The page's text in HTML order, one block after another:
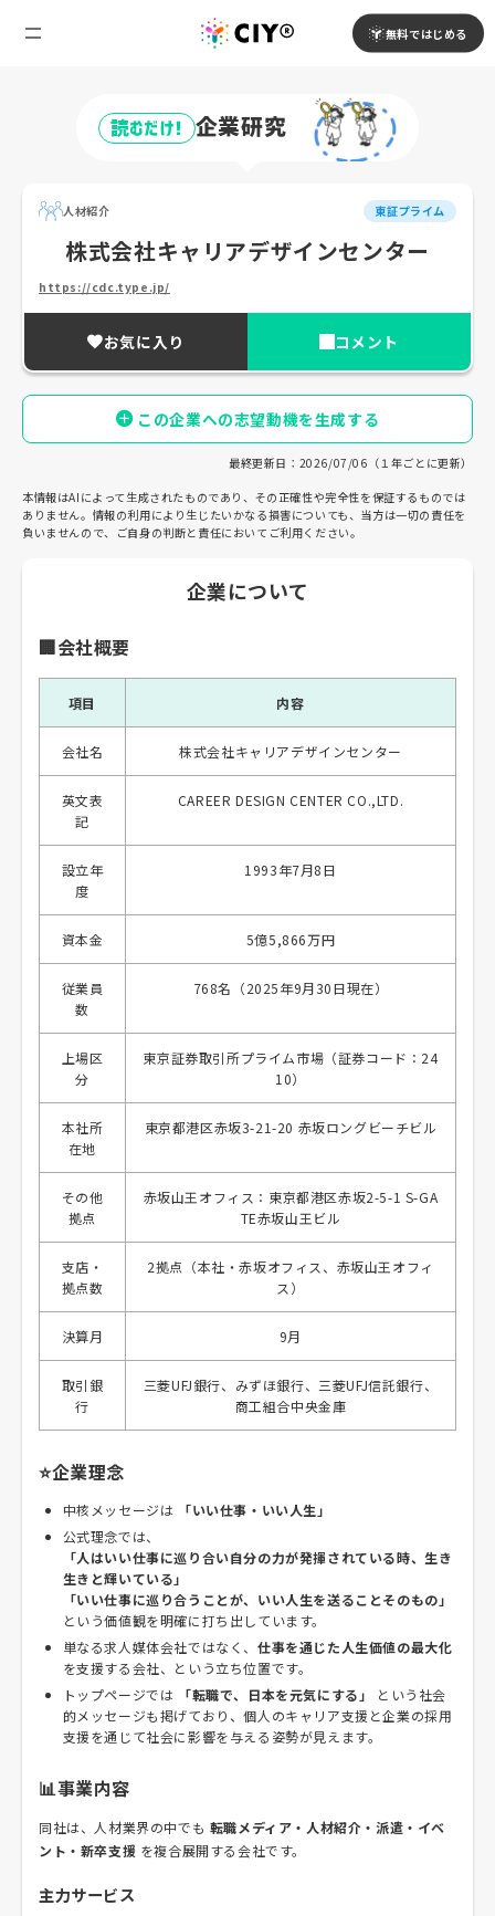
無料ではじめる
読むだけ! 企業研究
人材紹介 東証プライム
株式会社キャリアデザインセンター
https://cdc.type.jp/
お気に入り コメント
この企業への志望動機を生成する
最終更新日：2026/07/06（１年ごとに更新）
本情報はAIによって生成されたものであり、その正確性や完全性を保証するものでは
ありません。情報の利用により生じたいかなる損害についても、当方は一切の責任を
負いませんので、ご自身の判断と責任においてご利用ください。
企業について
🏢会社概要
項目 内容
会社名 株式会社キャリアデザインセンター
英文表
記
CAREER DESIGN CENTER CO.,LTD.
設立年
度
1993年7月8日
資本金 5億5,866万円
従業員
数
768名（2025年9月30日現在）
上場区
分
東京証券取引所プライム市場（証券コード：24
10）
本社所
在地
東京都港区赤坂3-21-20 赤坂ロングビーチビル
その他
拠点
赤坂山王オフィス：東京都港区赤坂2-5-1 S-GA
TE赤坂山王ビル
支店・
拠点数
2拠点（本社・赤坂オフィス、赤坂山王オフィ
ス）
決算月 9月
取引銀
行
三菱UFJ銀行、みずほ銀行、三菱UFJ信託銀行、
商工組合中央金庫
⭐企業理念
中核メッセージは
「いい仕事・いい人生」
公式理念では、
「人はいい仕事に巡り合い自分の力が発揮されている時、生き
生きと輝いている」
「いい仕事に巡り合うことが、いい人生を送ることそのもの」
という価値観を明確に打ち出しています。
単なる求人媒体会社ではなく、 仕事を通じた人生価値の最大化
を支援する会社、という立ち位置です。
トップページでは
「転職で、日本を元気にする」
という社会
的メッセージも掲げており、個人のキャリア支援と企業の採用
支援を通じて社会に影響を与える姿勢が見えます。
📊事業内容
同社は、人材業界の中でも 転職メディア・人材紹介・派遣・イベ
ント・新卒支援 を複合展開する会社です。
主力サービス